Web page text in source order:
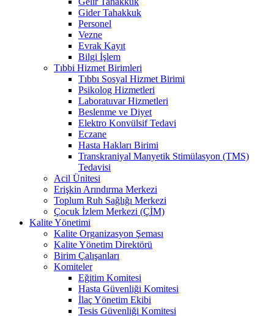
Gider Tahakkuk
Personel
Vezne
Evrak Kayıt
Bilgi İşlem
Tıbbi Hizmet Birimleri
Tıbbı Sosyal Hizmet Birimi
Psikolog Hizmetleri
Laboratuvar Hizmetleri
Beslenme ve Diyet
Elektro Konvülsif Tedavi
Eczane
Hasta Hakları Birimi
Transkraniyal Manyetik Stimülasyon (TMS)
Tedavisi
Acil Ünitesi
Erişkin Arındırma Merkezi
Toplum Ruh Sağlığı Merkezi
Çocuk İzlem Merkezi (ÇİM)
Kalite Yönetimi
Kalite Organizasyon Şeması
Kalite Yönetim Direktörü
Birim Çalışanları
Komiteler
Eğitim Komitesi
Hasta Güvenliği Komitesi
İlaç Yönetim Ekibi
Tesis Güvenliği Komitesi